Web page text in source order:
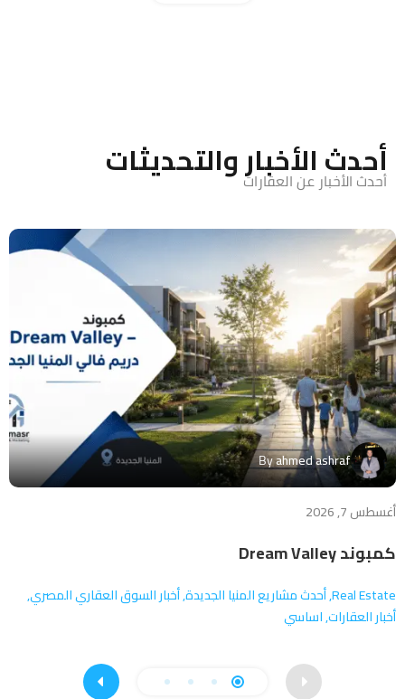
أحدث الأخبار والتحديثات
أحدث الأخبار عن العقارات
Byahmed ashraf
أغسطس 7, 2026
كمبوند Dream Valley
Real Estate أحدث مشاريع المنيا الجديدة أخبار السوق العقاري المصري
أخبار العقارات اساسي